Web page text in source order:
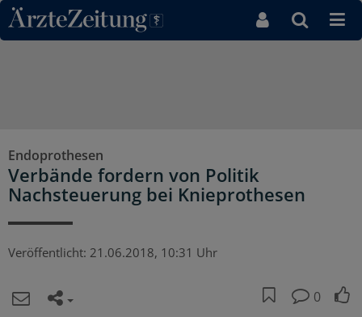
Direkt zum Inhaltsbereich
Endoprothesen
Verbände fordern von Politik
Nachsteuerung bei Knieprothesen
Veröffentlicht: 21.06.2018, 10:31 Uhr
0